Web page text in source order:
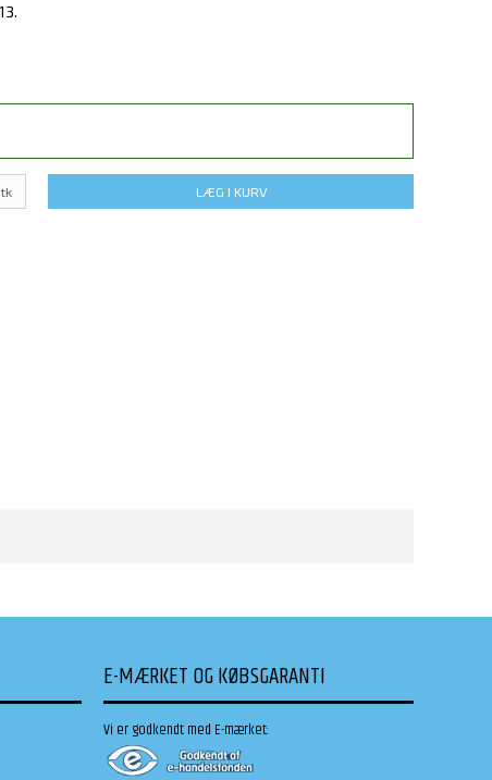
LÆG I KURV
E-MÆRKET OG KØBSGARANTI
Vi er godkendt med E-mærket: